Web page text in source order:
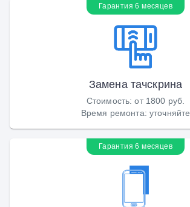
Гарантия 6 месяцев
Замена тачскрина
Стоимость:от 1800 руб.
Время ремонта: уточняйте
Гарантия 6 месяцев